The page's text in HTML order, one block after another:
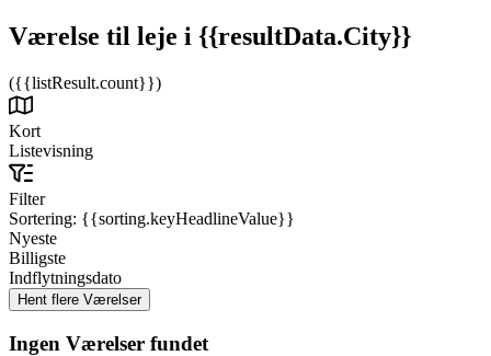
Værelse til leje i {{resultData.City}}
({{listResult.count}})
Kort
Listevisning
Filter
Sortering: {{sorting.keyHeadlineValue}}
Nyeste
Billigste
Indflytningsdato
Ingen Værelser fundet